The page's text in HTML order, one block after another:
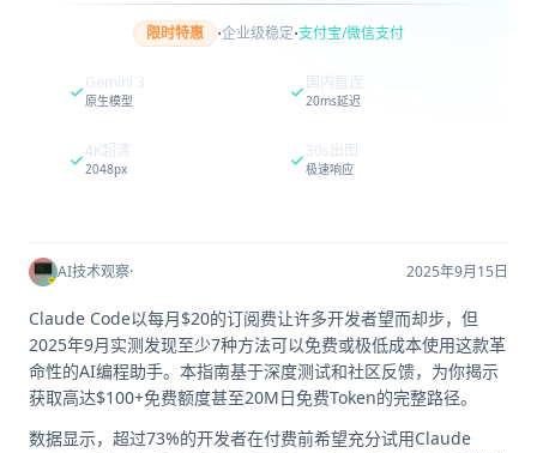
限时特惠 ·企业级稳定·支付宝/微信支付
Gemini 3
原生模型
国内直连
20ms延迟
4K超清
2048px
30s出图
极速响应
AI技术观察· 2025年9月15日
Claude Code以每月$20的订阅费让许多开发者望而却步，但
2025年9月实测发现至少7种方法可以免费或极低成本使用这款革
命性的AI编程助手。本指南基于深度测试和社区反馈，为你揭示
获取高达$100+免费额度甚至20M日免费Token的完整路径。
数据显示，超过73%的开发者在付费前希望充分试用Claude